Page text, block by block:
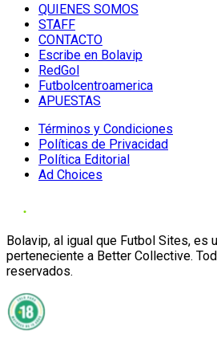
QUIENES SOMOS
STAFF
CONTACTO
Escribe en Bolavip
RedGol
Futbolcentroamerica
APUESTAS
Términos y Condiciones
Políticas de Privacidad
Política Editorial
Ad Choices
Bolavip, al igual que Futbol Sites, es
perteneciente a Better Collective.
reservados.